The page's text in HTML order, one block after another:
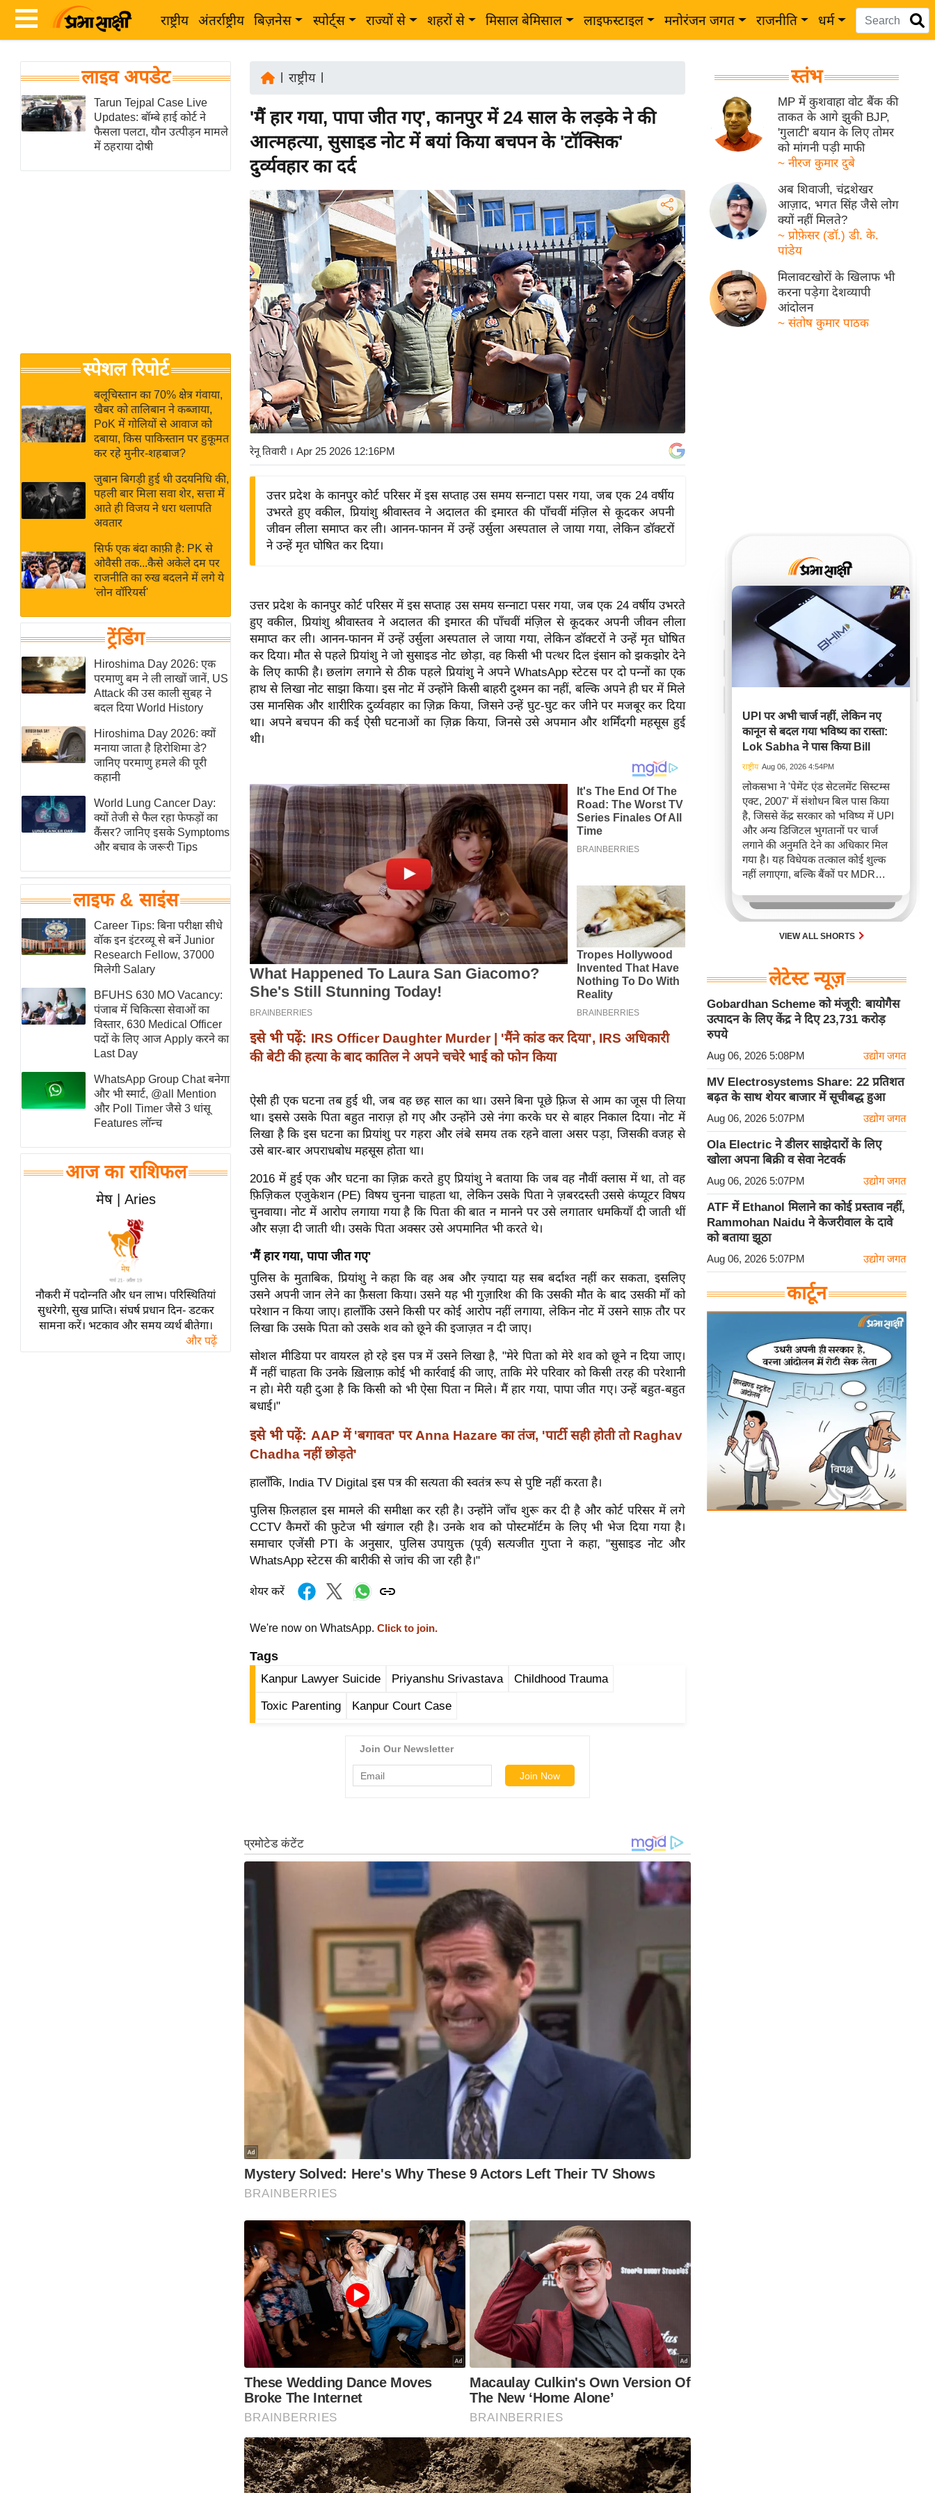
राष्ट्रीय अंतर्राष्ट्रीय बिज़नेस स्पोर्ट्स राज्यों से शहरों से मिसाल बेमिसाल लाइफस्टाइल मनोरंजन जगत राजनीति धर्म
Latest
News
in
Hindi
Hindi
ता
ख
ब
राष्ट्रीय
क्रिकेट
क्राइम
ई-पेपर
मिसाल बेमिसाल
शख्सियत
यंग इंडिया
साहित्य जगत
ऑटो वर्ल्ड
न्यूज ब्रीफ
मनोरंजन जगत
फिल्म समीक्षा
Breaking
News
लाइफस्टाइल
टेक्नॉलॉजी
ब्यूटी/फैशन
घरेलू नुस्खे
पर्यटन स्थल
फिटनेस मंत्रा
रिलेशनशिप
विश्लेषण
समसामयिक
मातृभूमि
स्तंभ
आर.
आई.
चाय पर
समीक्षा
धर्म
ज्योतिष
धर्मस्थल
व्रत
लाइव अपडेट
Tarun Tejpal Case Live
Updates: बॉम्बे हाई कोर्ट ने
फैसला पलटा, यौन उत्पीड़न मामले
में ठहराया दोषी
स्पेशल रिपोर्ट
बलूचिस्तान का 70% क्षेत्र गंवाया,
खैबर को तालिबान ने कब्जाया,
PoK में गोलियों से आवाज को
दबाया, किस पाकिस्तान पर हुकूमत
कर रहे मुनीर-शहबाज?
जुबान बिगड़ी हुई थी उदयनिधि की,
पहली बार मिला सवा शेर, सत्ता में
आते ही विजय ने धरा थलापति
अवतार
सिर्फ एक बंदा काफ़ी है: PK से
ओवैसी तक...कैसे अकेले दम पर
राजनीति का रुख बदलने में लगे ये
'लोन वॉरियर्स'
ट्रेंडिंग
Hiroshima Day 2026: एक
परमाणु बम ने ली लाखों जानें, US
Attack की उस काली सुबह ने
बदल दिया World History
Hiroshima Day 2026: क्यों
मनाया जाता है हिरोशिमा डे?
जानिए परमाणु हमले की पूरी
कहानी
World Lung Cancer Day:
क्यों तेजी से फैल रहा फेफड़ों का
कैंसर? जानिए इसके Symptoms
और बचाव के जरूरी Tips
लाइफ & साइंस
Career Tips: बिना परीक्षा सीधे
वॉक इन इंटरव्यू से बनें Junior
Research Fellow, 37000
मिलेगी Salary
BFUHS 630 MO Vacancy:
पंजाब में चिकित्सा सेवाओं का
विस्तार, 630 Medical Officer
पदों के लिए आज Apply करने का
Last Day
WhatsApp Group Chat बनेगा
और भी स्मार्ट, @all Mention
और Poll Timer जैसे 3 धांसू
Features लॉन्च
आज का राशिफल
मेष | Aries
नौकरी में पदोन्नति और धन लाभ। परिस्थितियां
सुधरेगी, सुख प्राप्ति। संघर्ष प्रधान दिन- डटकर
सामना करें। भटकाव और समय व्यर्थ बीतेगा।
और पढ़ें
राष्ट्रीय|
'मैं हार गया, पापा जीत गए', कानपुर में 24 साल के लड़के ने की
आत्महत्या, सुसाइड नोट में बयां किया बचपन के 'टॉक्सिक'
दुर्व्यवहार का दर्द
ANI
रेनू तिवारी । Apr 25 2026 12:16PM
उत्तर प्रदेश के कानपुर कोर्ट परिसर में इस सप्ताह उस समय सन्नाटा पसर गया, जब एक 24 वर्षीय
उभरते हुए वकील, प्रियांशु श्रीवास्तव ने अदालत की इमारत की पाँचवीं मंज़िल से कूदकर अपनी
जीवन लीला समाप्त कर ली। आनन-फानन में उन्हें उर्सुला अस्पताल ले जाया गया, लेकिन डॉक्टरों
ने उन्हें मृत घोषित कर दिया।
उत्तर प्रदेश के कानपुर कोर्ट परिसर में इस सप्ताह उस समय सन्नाटा पसर गया, जब एक 24 वर्षीय उभरते
हुए वकील, प्रियांशु श्रीवास्तव ने अदालत की इमारत की पाँचवीं मंज़िल से कूदकर अपनी जीवन लीला
समाप्त कर ली। आनन-फानन में उन्हें उर्सुला अस्पताल ले जाया गया, लेकिन डॉक्टरों ने उन्हें मृत घोषित
कर दिया। मौत से पहले प्रियांशु ने जो सुसाइड नोट छोड़ा, वह किसी भी पत्थर दिल इंसान को झकझोर देने
के लिए काफी है। छलांग लगाने से ठीक पहले प्रियांशु ने अपने WhatsApp स्टेटस पर दो पन्नों का एक
हाथ से लिखा नोट साझा किया। इस नोट में उन्होंने किसी बाहरी दुश्मन का नहीं, बल्कि अपने ही घर में मिले
उस मानसिक और शारीरिक दुर्व्यवहार का ज़िक्र किया, जिसने उन्हें घुट-घुट कर जीने पर मजबूर कर दिया
था। अपने बचपन की कई ऐसी घटनाओं का ज़िक्र किया, जिनसे उसे अपमान और शर्मिंदगी महसूस हुई
थी।
इसे भी पढ़ें: IRS Officer Daughter Murder | 'मैंने कांड कर दिया', IRS अधिकारी
की बेटी की हत्या के बाद कातिल ने अपने चचेरे भाई को फोन किया
ऐसी ही एक घटना तब हुई थी, जब वह छह साल का था। उसने बिना पूछे फ़्रिज से आम का जूस पी लिया
था। इससे उसके पिता बहुत नाराज़ हो गए और उन्होंने उसे नंगा करके घर से बाहर निकाल दिया। नोट में
लिखा है कि इस घटना का प्रियांशु पर गहरा और लंबे समय तक रहने वाला असर पड़ा, जिसकी वजह से
उसे बार-बार अपराधबोध महसूस होता था।
2016 में हुई एक और घटना का ज़िक्र करते हुए प्रियांशु ने बताया कि जब वह नौवीं क्लास में था, तो वह
फ़िज़िकल एजुकेशन (PE) विषय चुनना चाहता था, लेकिन उसके पिता ने ज़बरदस्ती उससे कंप्यूटर विषय
चुनवाया। नोट में आरोप लगाया गया है कि पिता की बात न मानने पर उसे लगातार धमकियाँ दी जाती थीं
और सज़ा दी जाती थी। उसके पिता अक्सर उसे अपमानित भी करते थे।
'मैं हार गया, पापा जीत गए'
पुलिस के मुताबिक, प्रियांशु ने कहा कि वह अब और ज़्यादा यह सब बर्दाश्त नहीं कर सकता, इसलिए
उसने अपनी जान लेने का फ़ैसला किया। उसने यह भी गुज़ारिश की कि उसकी मौत के बाद उसकी माँ को
परेशान न किया जाए। हालाँकि उसने किसी पर कोई आरोप नहीं लगाया, लेकिन नोट में उसने साफ़ तौर पर
लिखा कि उसके पिता को उसके शव को छूने की इजाज़त न दी जाए।
सोशल मीडिया पर वायरल हो रहे इस पत्र में उसने लिखा है, "मेरे पिता को मेरे शव को छूने न दिया जाए।
मैं नहीं चाहता कि उनके ख़िलाफ़ कोई भी कार्रवाई की जाए, ताकि मेरे परिवार को किसी तरह की परेशानी
न हो। मेरी यही दुआ है कि किसी को भी ऐसा पिता न मिले। मैं हार गया, पापा जीत गए। उन्हें बहुत-बहुत
बधाई।"
इसे भी पढ़ें: AAP में 'बगावत' पर Anna Hazare का तंज, 'पार्टी सही होती तो Raghav
Chadha नहीं छोड़ते'
हालाँकि, India TV Digital इस पत्र की सत्यता की स्वतंत्र रूप से पुष्टि नहीं करता है।
पुलिस फ़िलहाल इस मामले की समीक्षा कर रही है। उन्होंने जाँच शुरू कर दी है और कोर्ट परिसर में लगे
CCTV कैमरों की फ़ुटेज भी खंगाल रही है। उनके शव को पोस्टमॉर्टम के लिए भी भेज दिया गया है।
समाचार एजेंसी PTI के अनुसार, पुलिस उपायुक्त (पूर्व) सत्यजीत गुप्ता ने कहा, "सुसाइड नोट और
WhatsApp स्टेटस की बारीकी से जांच की जा रही है।"
शेयर करें
We're now on WhatsApp. Click to join.
Tags
Kanpur Lawyer Suicide Priyanshu Srivastava Childhood Trauma
Toxic Parenting Kanpur Court Case
स्तंभ
MP में कुशवाहा वोट बैंक की
ताकत के आगे झुकी BJP,
'गुलाटी' बयान के लिए तोमर
को मांगनी पड़ी माफी
~ नीरज कुमार दुबे
अब शिवाजी, चंद्रशेखर
आज़ाद, भगत सिंह जैसे लोग
क्यों नहीं मिलते?
~ प्रोफ़ेसर (डॉ.) डी. के.
पांडेय
मिलावटखोरों के खिलाफ भी
करना पड़ेगा देशव्यापी
आंदोलन
~ संतोष कुमार पाठक
UPI पर अभी चार्ज नहीं, लेकिन नए
कानून से बदल गया भविष्य का रास्ता:
Lok Sabha ने पास किया Bill
राष्ट्रीय Aug 06, 2026 4:54PM
लोकसभा ने 'पेमेंट एंड सेटलमेंट सिस्टम्स
एक्ट, 2007' में संशोधन बिल पास किया
है, जिससे केंद्र सरकार को भविष्य में UPI
और अन्य डिजिटल भुगतानों पर चार्ज
लगाने की अनुमति देने का अधिकार मिल
गया है। यह विधेयक तत्काल कोई शुल्क
नहीं लगाएगा, बल्कि बैंकों पर MDR
ऑनलाइन भुगतान के नियमों में संभावित
बदलाव का संकेत है।
VIEW ALL SHORTS
लेटेस्ट न्यूज़
Gobardhan Scheme को मंजूरी: बायोगैस
उत्पादन के लिए केंद्र ने दिए 23,731 करोड़
रुपये
Aug 06, 2026 5:08PM उद्योग जगत
MV Electrosystems Share: 22 प्रतिशत
बढ़त के साथ शेयर बाजार में सूचीबद्ध हुआ
Aug 06, 2026 5:07PM उद्योग जगत
Ola Electric ने डीलर साझेदारों के लिए
खोला अपना बिक्री व सेवा नेटवर्क
Aug 06, 2026 5:07PM उद्योग जगत
ATF में Ethanol मिलाने का कोई प्रस्ताव नहीं,
Rammohan Naidu ने केजरीवाल के दावे
को बताया झूठा
Aug 06, 2026 5:07PM उद्योग जगत
कार्टून